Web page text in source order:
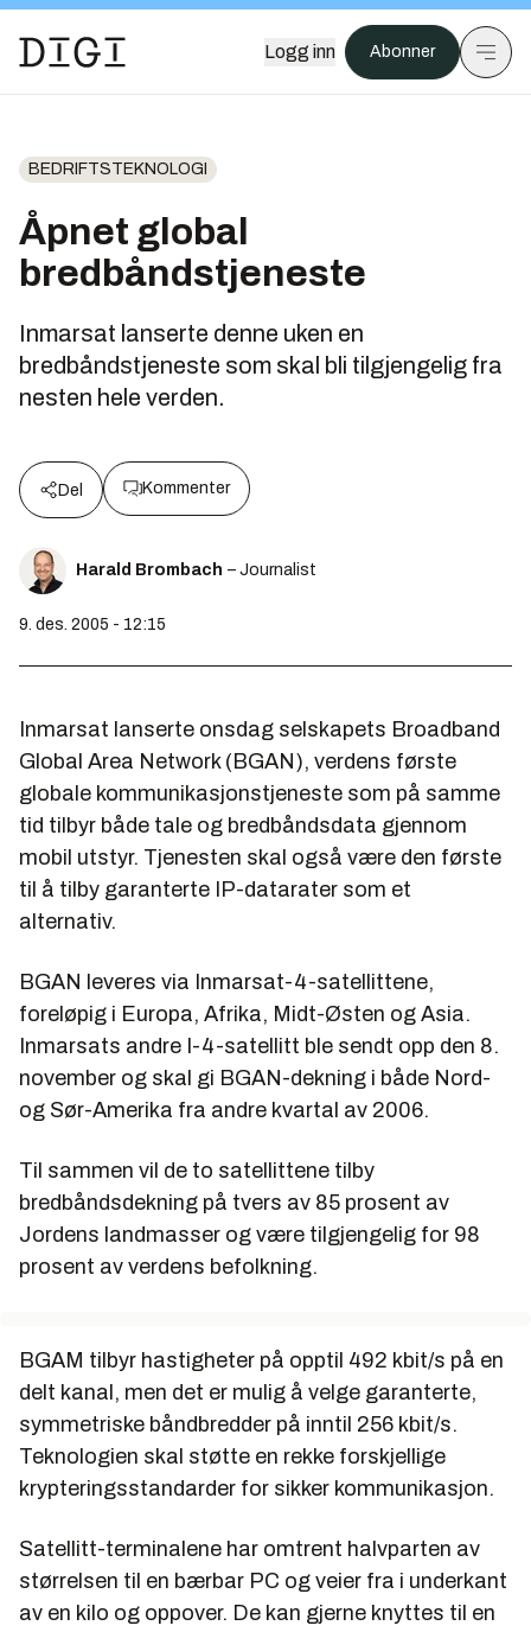
Logg inn Abonner
BEDRIFTSTEKNOLOGI
Åpnet global
bredbåndstjeneste
Inmarsat lanserte denne uken en
bredbåndstjeneste som skal bli tilgjengelig fra
nesten hele verden.
Del Kommenter
Harald Brombach – Journalist
9. des. 2005 - 12:15
Inmarsat lanserte onsdag selskapets Broadband
Global Area Network (BGAN), verdens første
globale kommunikasjonstjeneste som på samme
tid tilbyr både tale og bredbåndsdata gjennom
mobil utstyr. Tjenesten skal også være den første
til å tilby garanterte IP-datarater som et
alternativ.
BGAN leveres via Inmarsat-4-satellittene,
foreløpig i Europa, Afrika, Midt-Østen og Asia.
Inmarsats andre I-4-satellitt ble sendt opp den 8.
november og skal gi BGAN-dekning i både Nord-
og Sør-Amerika fra andre kvartal av 2006.
Til sammen vil de to satellittene tilby
bredbåndsdekning på tvers av 85 prosent av
Jordens landmasser og være tilgjengelig for 98
prosent av verdens befolkning.
BGAM tilbyr hastigheter på opptil 492 kbit/s på en
delt kanal, men det er mulig å velge garanterte,
symmetriske båndbredder på inntil 256 kbit/s.
Teknologien skal støtte en rekke forskjellige
krypteringsstandarder for sikker kommunikasjon.
Satellitt-terminalene har omtrent halvparten av
størrelsen til en bærbar PC og veier fra i underkant
av en kilo og oppover. De kan gjerne knyttes til en